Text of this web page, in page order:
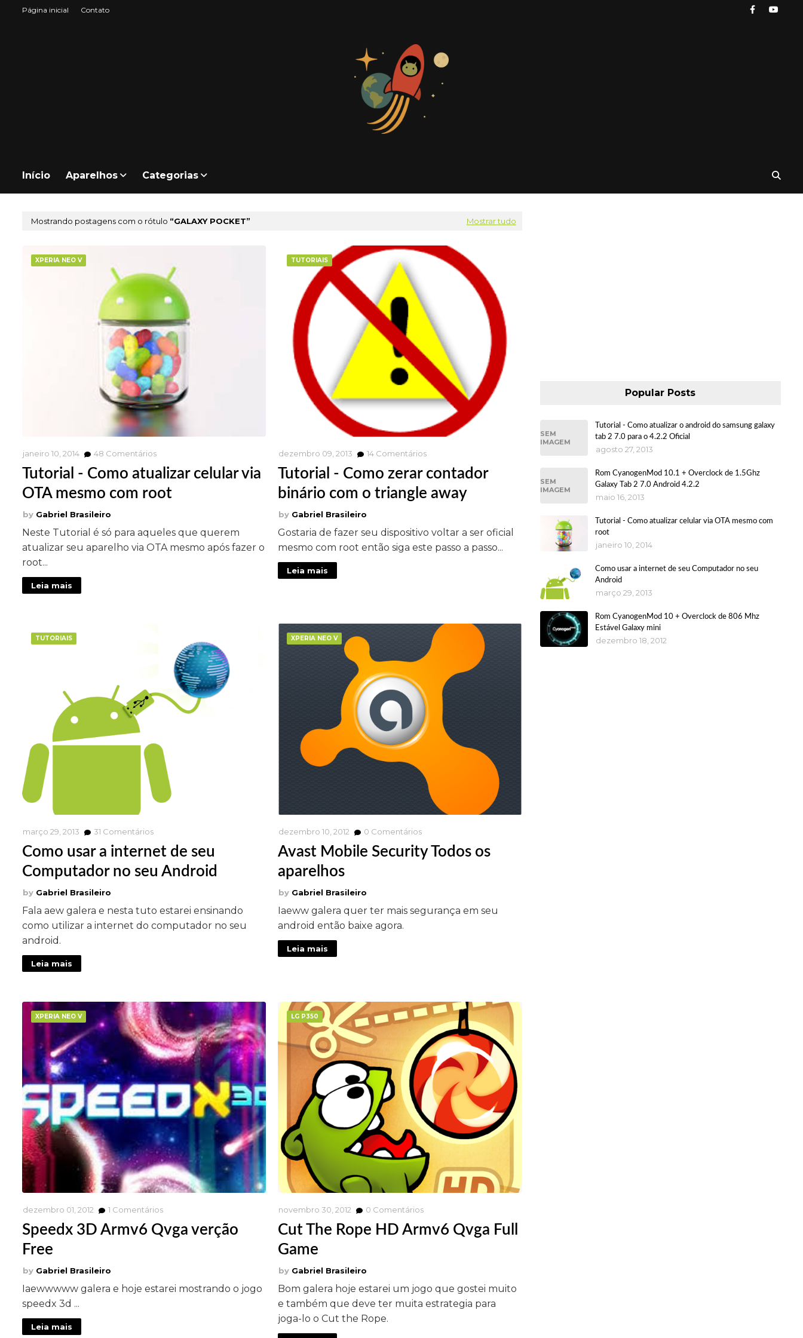
Página inicial Contato
Início Aparelhos Categorias
Mostrando postagens com o rótulo GALAXY POCKET Mostrar tudo
XPERIA NEO V
janeiro 10, 2014 48 Comentários
Tutorial - Como atualizar celular via
OTA mesmo com root
Gabriel Brasileiro
Neste Tutorial é só para aqueles que querem
atualizar seu aparelho via OTA mesmo após fazer o
root...
Leia mais
TUTORIAIS
dezembro 09, 2013 14 Comentários
Tutorial - Como zerar contador
binário com o triangle away
Gabriel Brasileiro
Gostaria de fazer seu dispositivo voltar a ser oficial
mesmo com root então siga este passo a passo...
Leia mais
TUTORIAIS
março 29, 2013 31 Comentários
Como usar a internet de seu
Computador no seu Android
Gabriel Brasileiro
Fala aew galera e nesta tuto estarei ensinando
como utilizar a internet do computador no seu
android.
Leia mais
XPERIA NEO V
dezembro 10, 2012 0 Comentários
Avast Mobile Security Todos os
aparelhos
Gabriel Brasileiro
Iaeww galera quer ter mais segurança em seu
android então baixe agora.
Leia mais
XPERIA NEO V
dezembro 01, 2012 1 Comentários
Speedx 3D Armv6 Qvga verção
Free
Gabriel Brasileiro
Iaewwwww galera e hoje estarei mostrando o jogo
speedx 3d ...
Leia mais
LG P350
novembro 30, 2012 0 Comentários
Cut The Rope HD Armv6 Qvga Full
Game
Gabriel Brasileiro
Bom galera hoje estarei um jogo que gostei muito
e também que deve ter muita estrategia para
joga-lo o Cut the Rope.
Popular Posts
SEM
IMAGEM
Tutorial - Como atualizar o android do samsung galaxy
tab 2 7.0 para o 4.2.2 Oficial
agosto 27, 2013
SEM
IMAGEM
Rom CyanogenMod 10.1 + Overclock de 1.5Ghz
Galaxy Tab 2 7.0 Android 4.2.2
maio 16, 2013
Tutorial - Como atualizar celular via OTA mesmo com
root
janeiro 10, 2014
Como usar a internet de seu Computador no seu
Android
março 29, 2013
Rom CyanogenMod 10 + Overclock de 806 Mhz
Estável Galaxy mini
dezembro 18, 2012